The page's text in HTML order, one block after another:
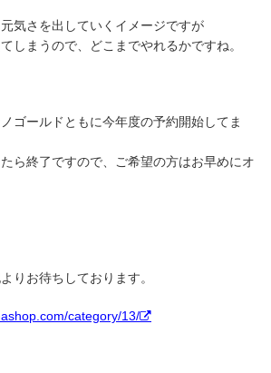
気さを出していくイメージですが
しまうので、どこまでやれるかですね。
ゴールドともに今年度の予約開始してま
ら終了ですので、ご希望の方はお早めにオ
りお待ちしております。
category/13/